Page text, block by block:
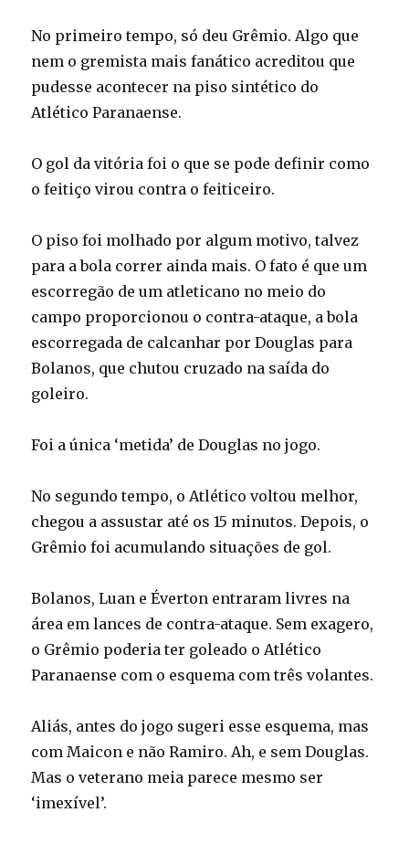
No primeiro tempo, só deu Grêmio. Algo que
nem o gremista mais fanático acreditou que
pudesse acontecer na piso sintético do
Atlético Paranaense.
O gol da vitória foi o que se pode definir como
o feitiço virou contra o feiticeiro.
O piso foi molhado por algum motivo, talvez
para a bola correr ainda mais. O fato é que um
escorregão de um atleticano no meio do
campo proporcionou o contra-ataque, a bola
escorregada de calcanhar por Douglas para
Bolanos, que chutou cruzado na saída do
goleiro.
Foi a única ‘metida’ de Douglas no jogo.
No segundo tempo, o Atlético voltou melhor,
chegou a assustar até os 15 minutos. Depois, o
Grêmio foi acumulando situações de gol.
Bolanos, Luan e Éverton entraram livres na
área em lances de contra-ataque. Sem exagero,
o Grêmio poderia ter goleado o Atlético
Paranaense com o esquema com três volantes.
Aliás, antes do jogo sugeri esse esquema, mas
com Maicon e não Ramiro. Ah, e sem Douglas.
Mas o veterano meia parece mesmo ser
‘imexível’.